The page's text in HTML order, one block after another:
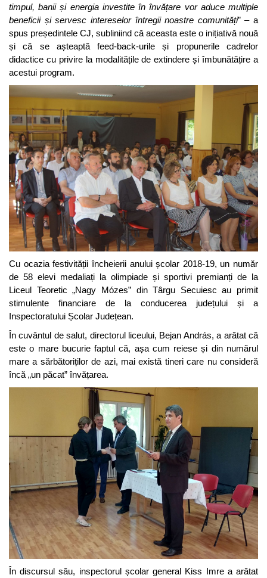
timpul, banii și energia investite în învățare vor aduce multiple
beneficii și servesc intereselor întregii noastre comunități” – a
spus președintele CJ, subliniind că aceasta este o inițiativă nouă
și că se așteaptă feed-back-urile și propunerile cadrelor
didactice cu privire la modalitățile de extindere și îmbunătățire a
acestui program.
Cu ocazia festivității încheierii anului școlar 2018-19, un număr
de 58 elevi medaliați la olimpiade și sportivi premianți de la
Liceul Teoretic „Nagy Mózes” din Târgu Secuiesc au primit
stimulente financiare de la conducerea județului și a
Inspectoratului Școlar Județean.
În cuvântul de salut, directorul liceului, Bejan András, a arătat că
este o mare bucurie faptul că, așa cum reiese și din numărul
mare a sărbătoriților de azi, mai există tineri care nu consideră
încă „un păcat” învățarea.
În discursul său, inspectorul școlar general Kiss Imre a arătat